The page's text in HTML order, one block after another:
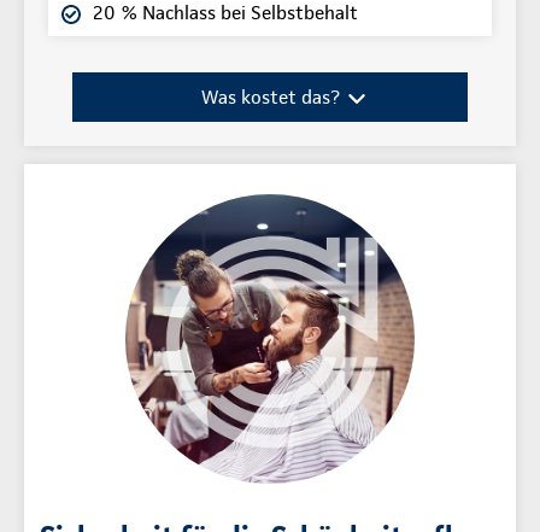
20 % Nachlass bei Selbstbehalt
Was kostet das?